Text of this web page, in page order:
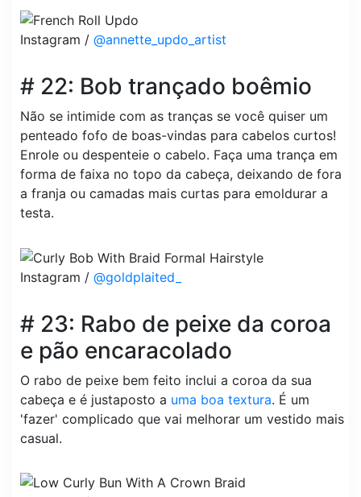
Instagram / @annette_updo_artist
# 22: Bob trançado boêmio
Não se intimide com as tranças se você quiser um
penteado fofo de boas-vindas para cabelos curtos!
Enrole ou despenteie o cabelo. Faça uma trança em
forma de faixa no topo da cabeça, deixando de fora
a franja ou camadas mais curtas para emoldurar a
testa.
Instagram / @goldplaited_
# 23: Rabo de peixe da coroa
e pão encaracolado
O rabo de peixe bem feito inclui a coroa da sua
cabeça e é justaposto a uma boa textura. É um
'fazer' complicado que vai melhorar um vestido mais
casual.